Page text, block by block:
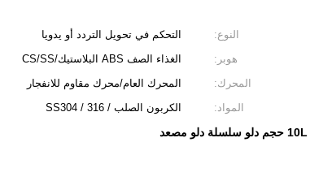
النوع:
التحكم في تحويل التردد أو يدويا
هوبر:
الغذاء الصف ABS البلاستيك/CS/SS
المحرك:
المحرك العام/محرك مقاوم للانفجار
المواد:
الكربون الصلب / SS304 / 316
10L حجم دلو سلسلة دلو مصعد